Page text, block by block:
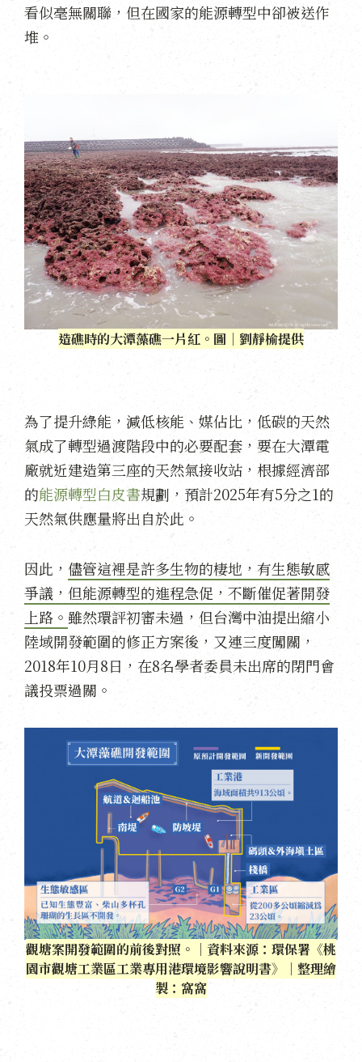
看似毫無關聯，但在國家的能源轉型中卻被送作
堆。
造礁時的大潭藻礁一片紅。圖｜劉靜榆提供
為了提升綠能，減低核能、媒佔比，低碳的天然
氣成了轉型過渡階段中的必要配套，要在大潭電
廠就近建造第三座的天然氣接收站，根據經濟部
的能源轉型白皮書規劃，預計2025年有5分之1的
天然氣供應量將出自於此。
因此， 儘管這裡是許多生物的棲地，有生態敏感
爭議，但能源轉型的進程急促，不斷催促著開發
上路。 雖然環評初審未過，但台灣中油提出縮小
陸域開發範圍的修正方案後，又連三度闖關，
2018年10月8日，在8名學者委員未出席的閉門會
議投票過關。
觀塘案開發範圍的前後對照。｜資料來源：環保署《桃
園市觀塘工業區工業專用港環境影響說明書》｜整理繪
製：窩窩